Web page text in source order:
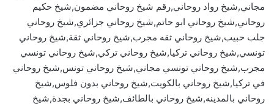
مجاني,شيخ رواد روحاني,رقم شيخ روحاني مضمون,شيخ حكيم
روحاني,شيخ روحاني ابو حاتم,شيخ روحاني جزائري,شيخ روحاني
جلب حبيب,شيخ روحاني ثقه مجرب,شيخ روحاني ثقة,شيخ روحاني
تونسي,شيخ روحاني تركيا,شيخ روحاني تركي,شيخ روحاني تونسي
مجرب,شيخ روحاني تونسي مجاني,شيخ روحاني تونس,شيخ روحاني
في تركيا,شيخ روحاني بالكويت,شيخ روحاني بدون فلوس,شيخ
روحاني بالمدينه,شيخ روحاني بالطائف,شيخ روحاني بجدة,شيخ